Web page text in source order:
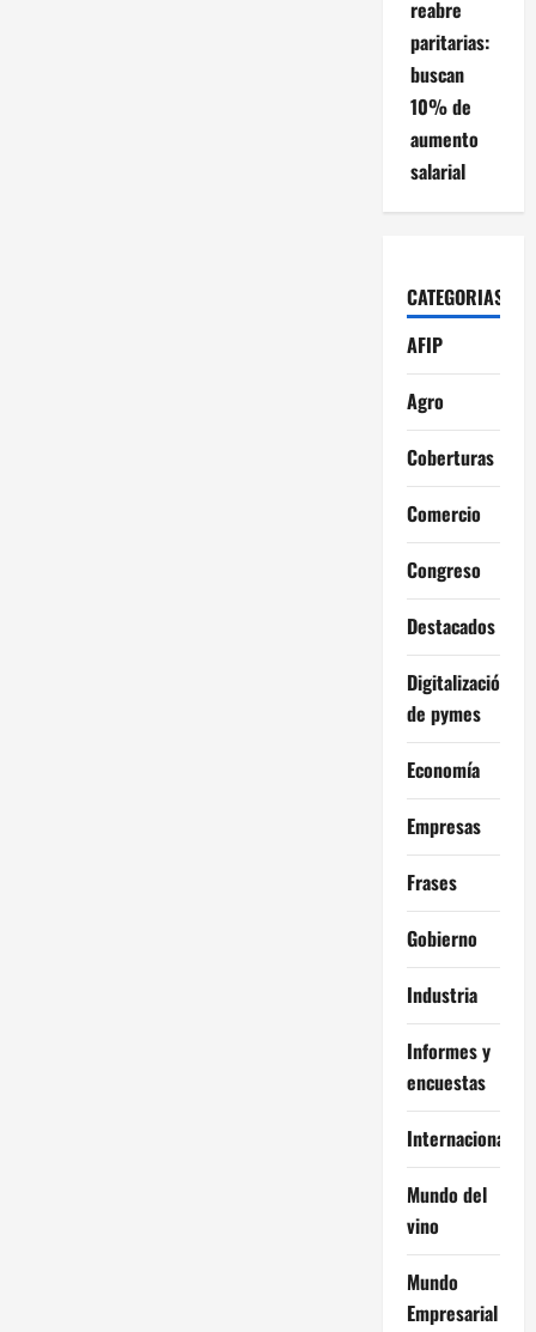
reabre
paritarias:
buscan
10% de
aumento
salarial
CATEGORIAS
AFIP
Agro
Coberturas
Comercio
Congreso
Destacados
Digitalización
de pymes
Economía
Empresas
Frases
Gobierno
Industria
Informes y
encuestas
Internacional
Mundo del
vino
Mundo
Empresarial